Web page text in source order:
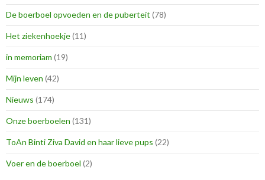
De boerboel opvoeden en de puberteit (78)
Het ziekenhoekje(11)
in memoriam (19)
Mijn leven (42)
Nieuws (174)
Onze boerboelen (131)
ToAn Binti Ziva David en haar lieve pups (22)
Voer en de boerboel (2)